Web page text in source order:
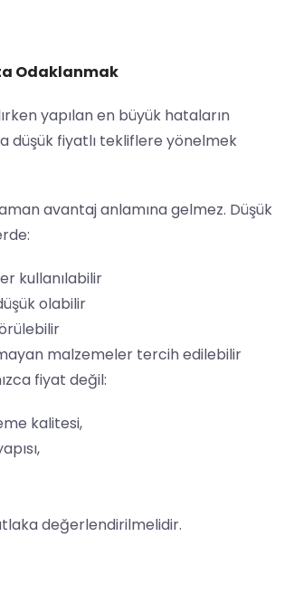
Odaklanmak
yapılan en büyük hataların
düşük fiyatlı tekliflere yönelmek
avantaj anlamına gelmez. Düşük
kullanılabilir
olabilir
malzemeler tercih edilebilir
fiyat değil:
kalitesi,
değerlendirilmelidir.